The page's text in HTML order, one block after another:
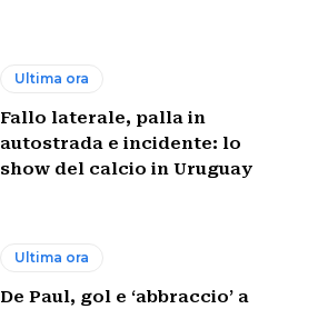
Ultima ora
Fallo laterale, palla in
autostrada e incidente: lo
show del calcio in Uruguay
Ultima ora
De Paul, gol e ‘abbraccio’ a